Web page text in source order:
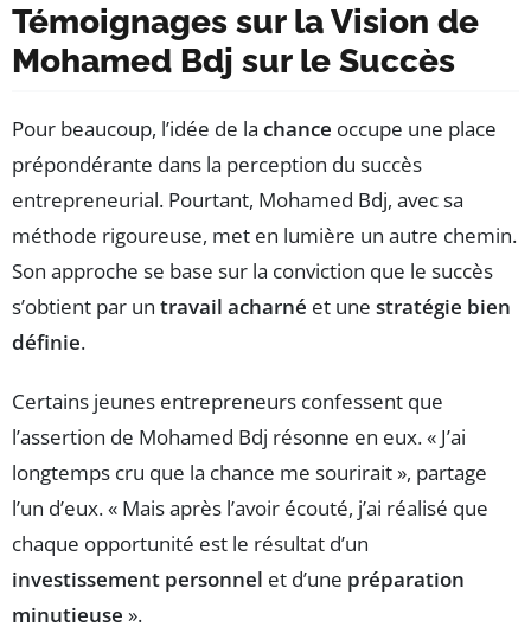
Témoignages sur la Vision de
Mohamed Bdj sur le Succès
Pour beaucoup, l’idée de la chance occupe une place
prépondérante dans la perception du succès
entrepreneurial. Pourtant, Mohamed Bdj, avec sa
méthode rigoureuse, met en lumière un autre chemin.
Son approche se base sur la conviction que le succès
s’obtient par un travail acharné et une stratégie bien
définie.
Certains jeunes entrepreneurs confessent que
l’assertion de Mohamed Bdj résonne en eux. « J’ai
longtemps cru que la chance me sourirait », partage
l’un d’eux. « Mais après l’avoir écouté, j’ai réalisé que
chaque opportunité est le résultat d’un
investissement personnel et d’une préparation
minutieuse ».